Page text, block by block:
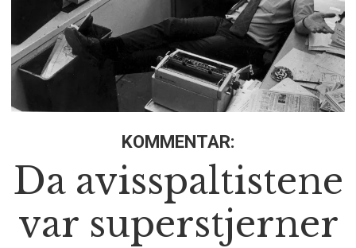
KOMMENTAR:
Da avisspaltistene
var superstjerner